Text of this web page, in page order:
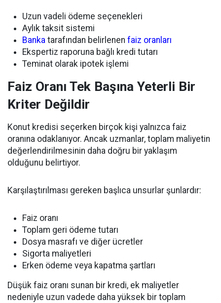
Uzun vadeli ödeme seçenekleri
Aylık taksit sistemi
Banka tarafından belirlenen faiz oranları
Ekspertiz raporuna bağlı kredi tutarı
Teminat olarak ipotek işlemi
Faiz Oranı Tek Başına Yeterli Bir
Kriter Değildir
Konut kredisi seçerken birçok kişi yalnızca faiz
oranına odaklanıyor. Ancak uzmanlar, toplam maliyetin
değerlendirilmesinin daha doğru bir yaklaşım
olduğunu belirtiyor.
Karşılaştırılması gereken başlıca unsurlar şunlardır:
Faiz oranı
Toplam geri ödeme tutarı
Dosya masrafı ve diğer ücretler
Sigorta maliyetleri
Erken ödeme veya kapatma şartları
Düşük faiz oranı sunan bir kredi, ek maliyetler
nedeniyle uzun vadede daha yüksek bir toplam